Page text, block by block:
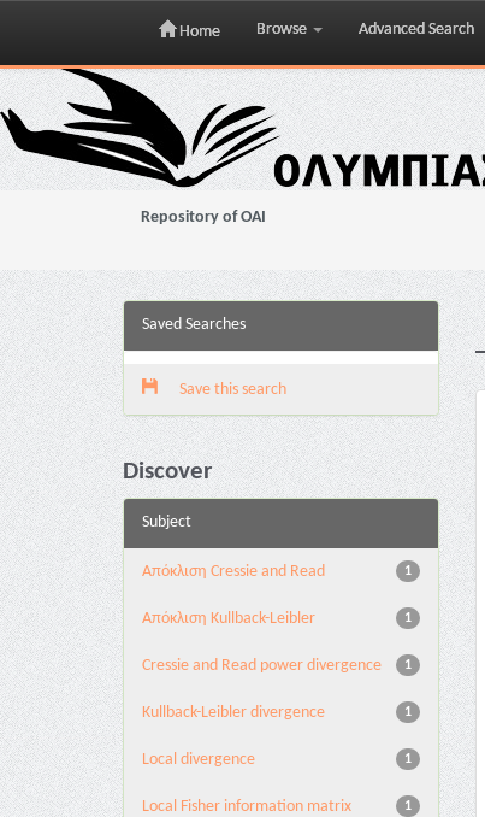
Skip
navigation
Home Browse Advanced Search
Repository of OAI
Saved Searches
Save this search
Discover
Subject
1
Aπόκλιση Cressie and Read
1
Aπόκλιση Kullback-Leibler
1
Cressie and Read power divergence
1
Kullback-Leibler divergence
1
Local divergence
1
Local Fisher information matrix